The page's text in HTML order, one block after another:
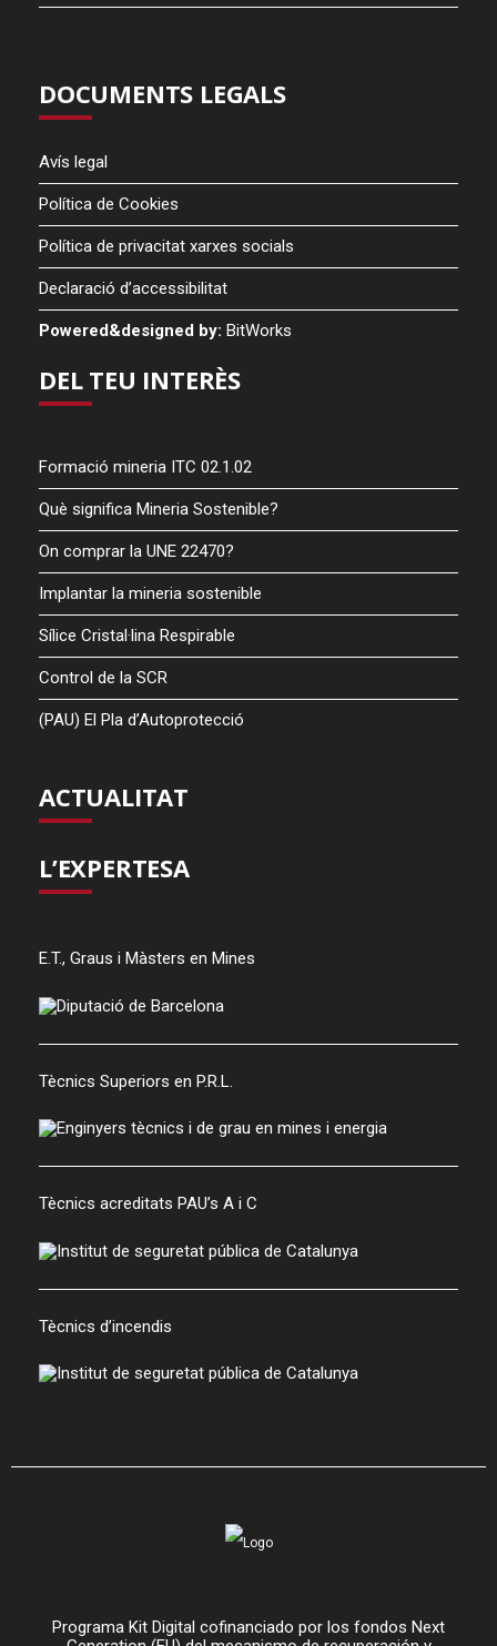
DOCUMENTS LEGALS
Avís legal
Política de Cookies
Política de privacitat xarxes socials
Declaració d’accessibilitat
Powered&designed by: BitWorks
DEL TEU INTERÈS
Formació mineria ITC 02.1.02
Què significa Mineria Sostenible?
On comprar la UNE 22470?
Implantar la mineria sostenible
Sílice Cristal·lina Respirable
Control de la SCR
(PAU) El Pla d’Autoprotecció
ACTUALITAT
L’EXPERTESA
E.T., Graus i Màsters en Mines
Tècnics Superiors en P.R.L.
Tècnics acreditats PAU’s A i C
Tècnics d’incendis
Programa Kit Digital cofinanciado por los fondos Next